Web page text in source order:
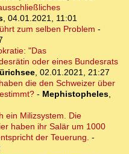
, 04.01.2021, 11:01
zum selben Problem -
"Das
oder eines Bundesrats
, 02.01.2021, 21:27
die den Schweizer über
- Mephistopheles,
ein Milizsystem. Die
haben ihr Salär um 1000
der Teuerung. -